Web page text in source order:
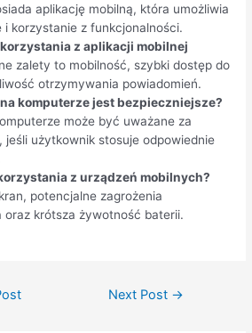
aplikację mobilną, która umożliwia
i korzystanie z funkcjonalności.
z aplikacji mobilnej
zalety to mobilność, szybki dostęp do
otrzymywania powiadomień.
komputerze jest bezpieczniejsze?
może być uważane za
jeśli użytkownik stosuje odpowiednie
z urządzeń mobilnych?
potencjalne zagrożenia
oraz krótsza żywotność baterii.
Next Post →